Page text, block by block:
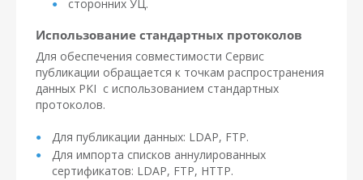
сторонних УЦ.
Использование стандартных протоколов
Для обеспечения совместимости Сервис
публикации обращается к точкам распространения
данных PKI с использованием стандартных
протоколов.
Для публикации данных: LDAP, FTP.
Для импорта списков аннулированных
сертификатов: LDAP, FTP, HTTP.